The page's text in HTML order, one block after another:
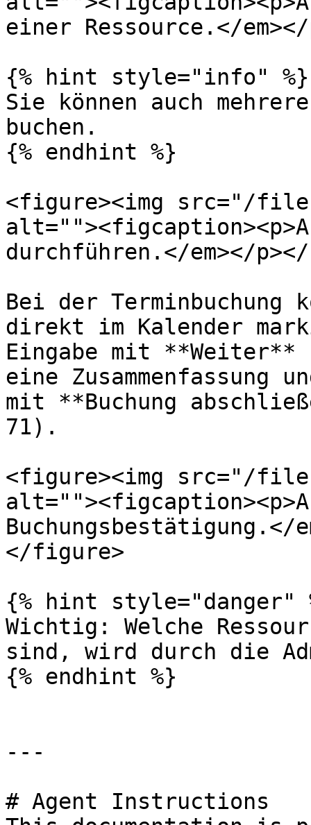
einer Ressource.</
{% hint style="info" %}
Sie können auch
buchen.
{% endhint %}
<figure><img src="/files/
durchführen.</em></
Bei der Terminbuchung
direkt im Kalender
Eingabe mit
eine Zusammenfassung
mit **Buchung
71).
<figure><img src="/files/
Buchungsbestätigung.</
</figure>
{% hint style="danger"
Wichtig: Welche
sind, wird durch die
{% endhint %}
---
# Agent Instructions